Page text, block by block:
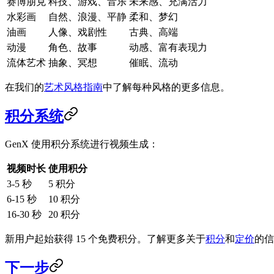
水彩画
自然、浪漫、平静 柔和、梦幻
油画
人像、戏剧性
古典、高端
动漫
角色、故事
动感、富有表现力
流体艺术 抽象、冥想 催眠、流动
在我们的艺术风格指南中了解每种风格的更多信息。
积分系统
GenX 使用积分系统进行视频生成：
视频时长 使用积分
3-5 秒
5 积分
6-15 秒
10 积分
16-30 秒
20 积分
新用户起始获得 15 个免费积分。了解更多关于积分和定价的
下一步